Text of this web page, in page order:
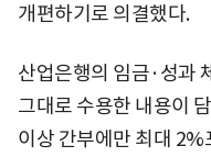
개편하기로 의결했다.
산업은행의 임금·성과
그대로 수용한 내용이
이상 간부에만 최대